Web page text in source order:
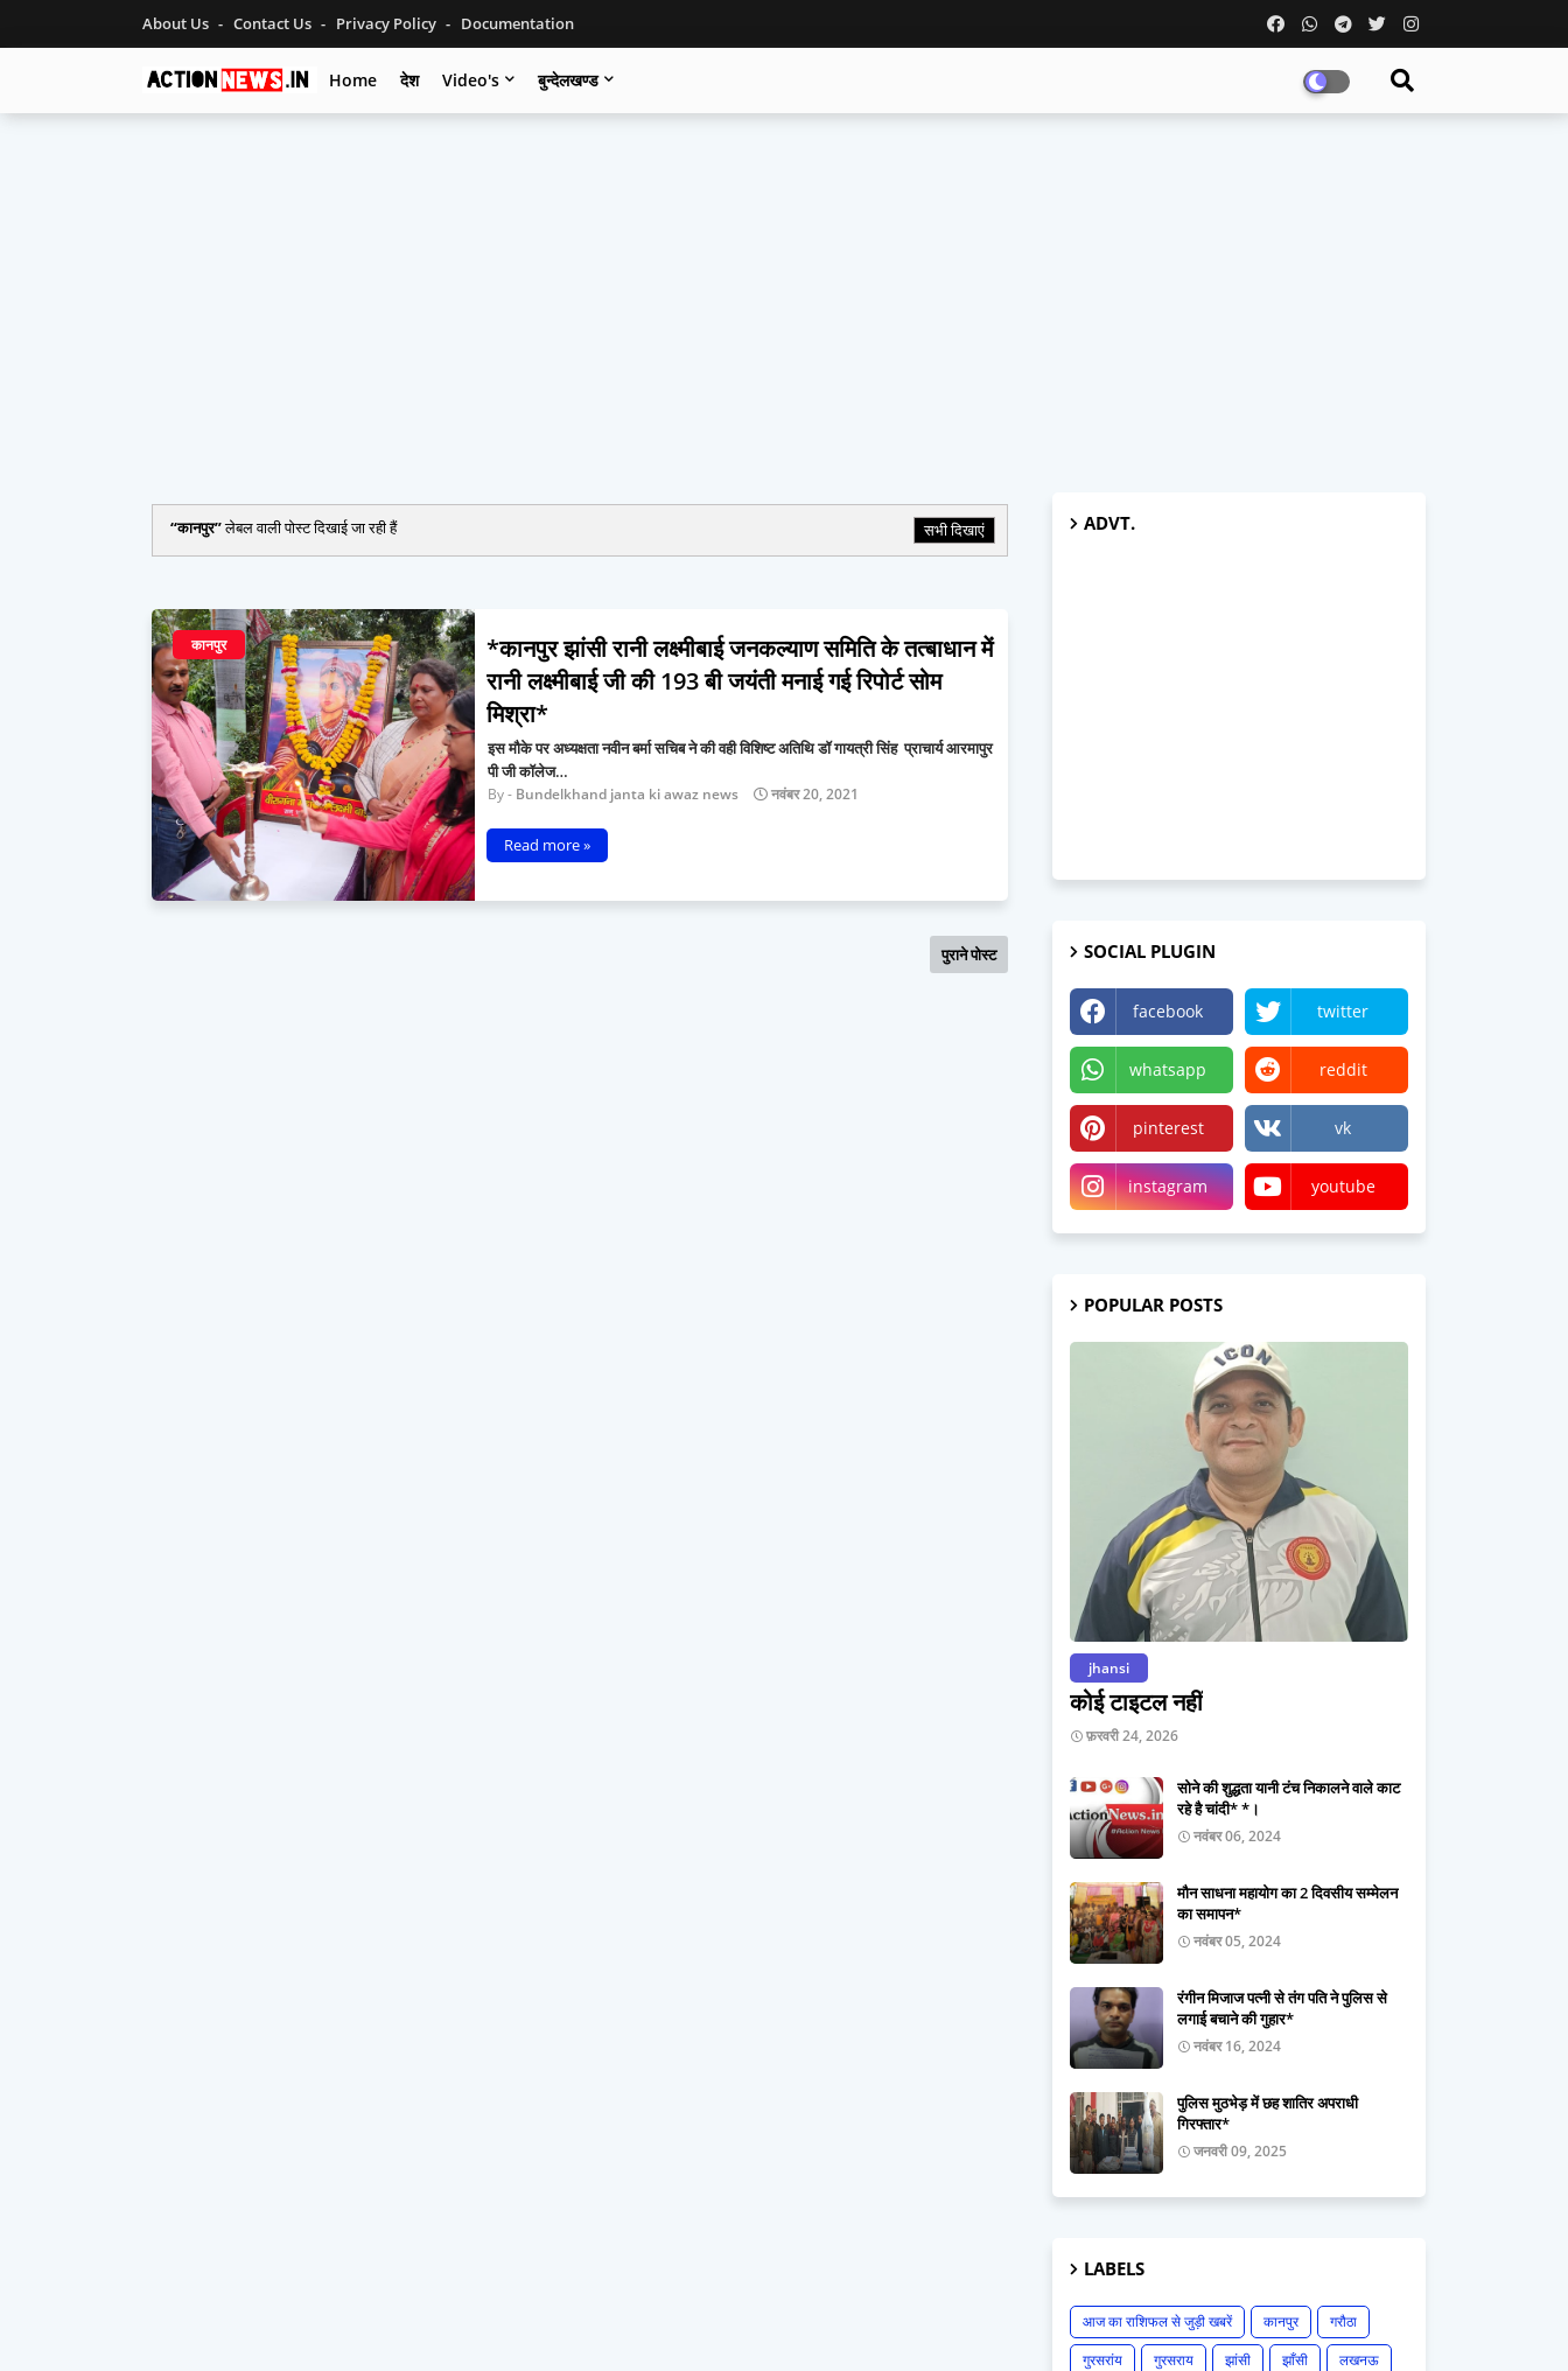
About Us Contact Us Privacy Policy Documentation
Home देश Video's बुन्देलखण्ड
कानपुर लेबल वाली पोस्ट दिखाई जा रही हैं सभी दिखाएं
कानपुर
*कानपुर झांसी रानी लक्ष्मीबाई जनकल्याण समिति के तत्बाधान में
रानी लक्ष्मीबाई जी की 193 बी जयंती मनाई गई रिपोर्ट सोम
मिश्रा*
इस मौके पर अध्यक्षता नवीन बर्मा सचिब ने की वही विशिष्ट अतिथि डॉ गायत्री सिंह प्राचार्य आरमापुर
पी जी कॉलेज…
Bundelkhand janta ki awaz news नवंबर 20, 2021
Read more »
पुराने पोस्ट
ADVT.
SOCIAL PLUGIN
facebook twitter
whatsapp reddit
pinterest vk
instagram youtube
POPULAR POSTS
jhansi
कोई टाइटल नहीं
फ़रवरी 24, 2026
सोने की शुद्धता यानी टंच निकालने वाले काट
रहे है चांदी* *।
नवंबर 06, 2024
मौन साधना महायोग का 2 दिवसीय सम्मेलन
का समापन*
नवंबर 05, 2024
रंगीन मिजाज पत्नी से तंग पति ने पुलिस से
लगाई बचाने की गुहार*
नवंबर 16, 2024
पुलिस मुठभेड़ में छह शातिर अपराधी
गिरफ्तार*
जनवरी 09, 2025
LABELS
आज का राशिफल से जुड़ी खबरें कानपुर
गरौठा
गुरसरांय
गुरसराय झांसी झाँसी
लखनऊ